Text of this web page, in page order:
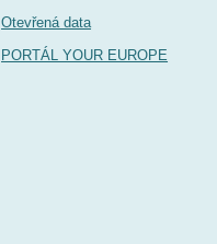
Otevřená data
PORTÁL YOUR EUROPE